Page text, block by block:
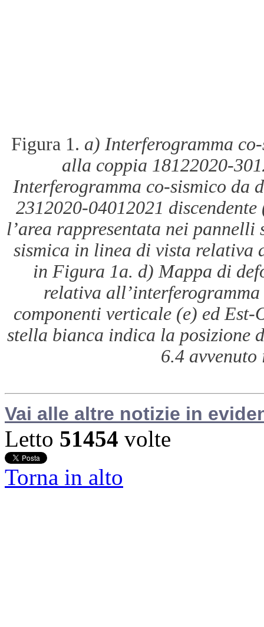
Figura 1. a) Interferogramma
alla coppia 18122020-
Interferogramma co-sismico da
2312020-04012021
l’area rappresentata nei
sismica in linea di vista relativa
in Figura 1a. d) Mappa di
relativa
componenti verticale (e) ed
stella bianca indica la posizione
6.4
Vai alle altre notizie in
Letto 51454 volte
Torna in alto